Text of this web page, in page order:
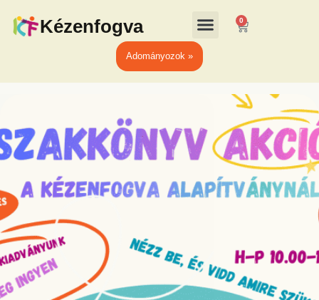
Kézenfogva 0
Adományozok »